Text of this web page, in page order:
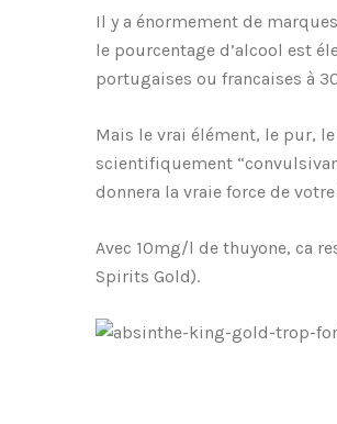
Il y a énormement de
le pourcentage d’alcool est
portugaises ou francaises à
Mais le vrai élément, le pur,
scientifiquement
donnera la vraie force de
Avec 10mg/l de thuyone, ca
Spirits Gold).